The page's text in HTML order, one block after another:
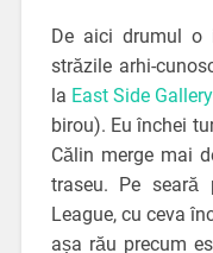
De aici drumul o
străzile arhi-
la East Side Gallery
birou). Eu închei
Călin merge mai
traseu. Pe seară
League, cu ceva
așa rău precum